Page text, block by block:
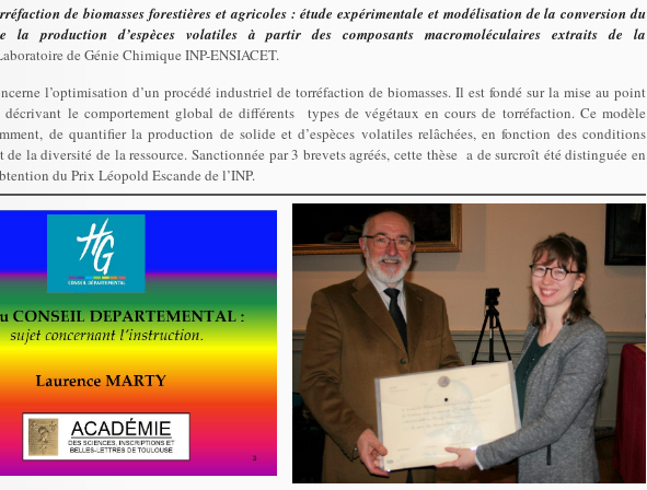
de biomasses forestières et agricoles : étude expérimentale et modélisation de la conversion du
la production d’espèces volatiles à partir des composants macromoléculaires extraits de la
de Génie Chimique INP-ENSIACET.
l’optimisation d’un procédé industriel de torréfaction de biomasses. Il est fondé sur la mise au point
décrivant le comportement global de différents types de végétaux en cours de torréfaction. Ce modèle
de quantifier la production de solide et d’espèces volatiles relâchées, en fonction des conditions
de la diversité de la ressource. Sanctionnée par 3 brevets agréés, cette thèse a de surcroît été distinguée en
du Prix Léopold Escande de l’INP.